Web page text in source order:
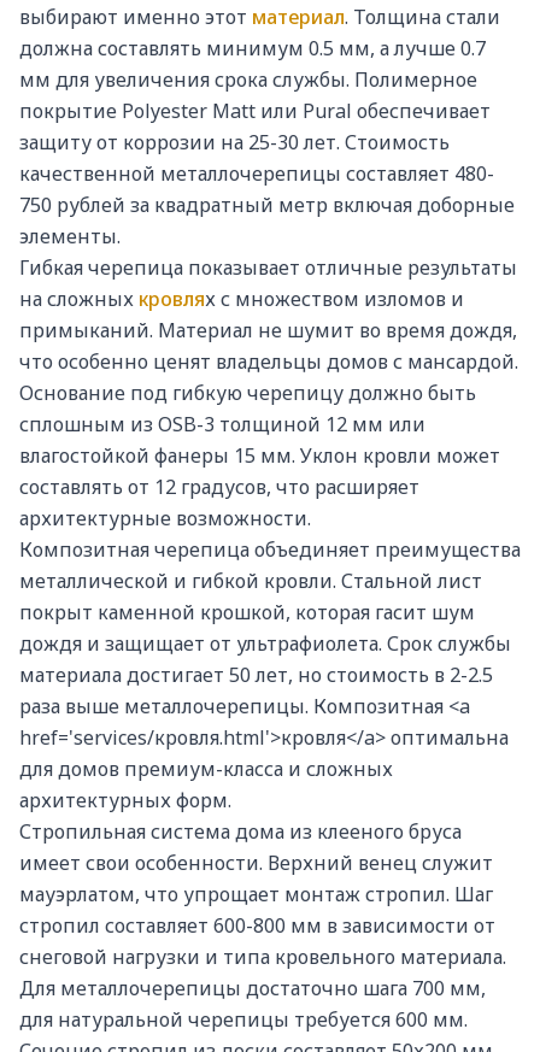
выбирают именно этот материал. Толщина стали
должна составлять минимум 0.5 мм, а лучше 0.7
мм для увеличения срока службы. Полимерное
покрытие Polyester Matt или Pural обеспечивает
защиту от коррозии на 25-30 лет. Стоимость
качественной металлочерепицы составляет 480-
750 рублей за квадратный метр включая доборные
элементы.
Гибкая черепица показывает отличные результаты
на сложных кровлях с множеством изломов и
примыканий. Материал не шумит во время дождя,
что особенно ценят владельцы домов с мансардой.
Основание под гибкую черепицу должно быть
сплошным из OSB-3 толщиной 12 мм или
влагостойкой фанеры 15 мм. Уклон кровли может
составлять от 12 градусов, что расширяет
архитектурные возможности.
Композитная черепица объединяет преимущества
металлической и гибкой кровли. Стальной лист
покрыт каменной крошкой, которая гасит шум
дождя и защищает от ультрафиолета. Срок службы
материала достигает 50 лет, но стоимость в 2-2.5
раза выше металлочерепицы. Композитная <a
href='services/кровля.html'>кровля</a> оптимальна
для домов премиум-класса и сложных
архитектурных форм.
Стропильная система дома из клееного бруса
имеет свои особенности. Верхний венец служит
мауэрлатом, что упрощает монтаж стропил. Шаг
стропил составляет 600-800 мм в зависимости от
снеговой нагрузки и типа кровельного материала.
Для металлочерепицы достаточно шага 700 мм,
для натуральной черепицы требуется 600 мм.